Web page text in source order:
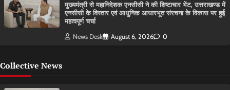
मुख्यमंत्री से महानिदेशक एनसीसी ने की शिष्टाचार भेंट, उत्तराखण्ड में
एनसीसी के विस्तार एवं आधुनिक आधारभूत संरचना के विकास पर हुई
महत्वपूर्ण चर्चा
News Desk August 6, 2026 0
Collective News